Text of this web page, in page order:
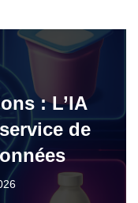
: L’IA
de